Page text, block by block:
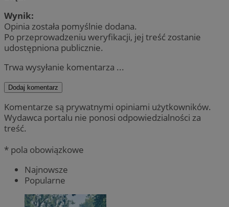
Wynik:
Opinia została pomyślnie dodana.
Po przeprowadzeniu weryfikacji, jej treść zostanie
udostępniona publicznie.
Trwa wysyłanie komentarza ...
Dodaj komentarz
Komentarze są prywatnymi opiniami użytkowników.
Wydawca portalu nie ponosi odpowiedzialności za
treść.
* pola obowiązkowe
Najnowsze
Popularne